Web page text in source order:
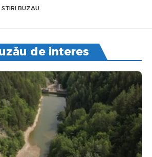
STIRI BUZAU
de interes